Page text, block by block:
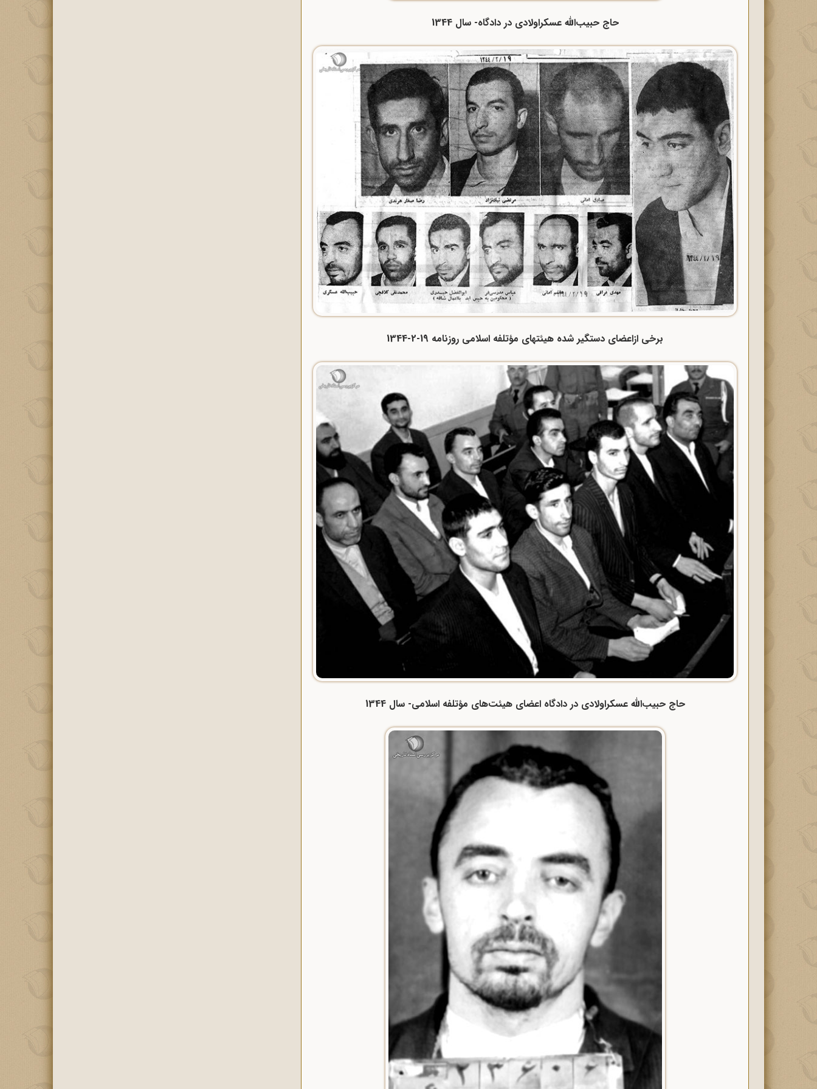
حاج حبیب‌الله عسکراولادی در دادگاه- سال 1344
برخی ازاعضای دستگیر شده هیئتهای مؤتلفه اسلامی روزنامه 19-2-1344
حاج حبیب‌الله عسکراولادی در دادگاه اعضای هیئت‌های مؤتلفه اسلامی- سال 1344